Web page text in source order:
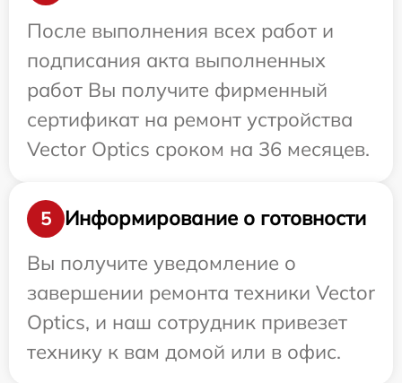
После выполнения всех работ и
подписания акта выполненных
работ Вы получите фирменный
сертификат на ремонт устройства
Vector Optics сроком на 36 месяцев.
5
Информирование о готовности
Вы получите уведомление о
завершении ремонта техники Vector
Optics, и наш сотрудник привезет
технику к вам домой или в офис.